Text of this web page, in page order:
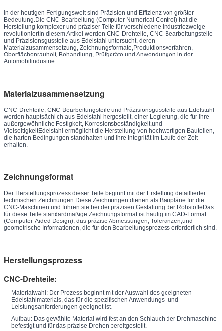
In der heutigen Fertigungswelt sind Präzision und Effizienz von größter
Bedeutung.Die CNC-Bearbeitung (Computer Numerical Control) hat die
Herstellung komplexer und präziser Teile für verschiedene Industriezweige
revolutioniertIn diesem Artikel werden CNC-Drehteile, CNC-Bearbeitungsteile
und Präzisionsgussteile aus Edelstahl untersucht, deren
Materialzusammensetzung, Zeichnungsformate,Produktionsverfahren,
Oberflächenrauheit, Behandlung, Prüfgeräte und Anwendungen in der
Automobilindustrie.
Materialzusammensetzung
CNC-Drehteile, CNC-Bearbeitungsteile und Präzisionsgussteile aus Edelstahl
werden hauptsächlich aus Edelstahl hergestellt, einer Legierung, die für ihre
außergewöhnliche Festigkeit, Korrosionsbeständigkeit,und
VielseitigkeitEdelstahl ermöglicht die Herstellung von hochwertigen Bauteilen,
die harten Bedingungen standhalten und ihre Integrität im Laufe der Zeit
erhalten.
Zeichnungsformat
Der Herstellungsprozess dieser Teile beginnt mit der Erstellung detaillierter
technischen Zeichnungen.Diese Zeichnungen dienen als Baupläne für die
CNC-Maschinen und führen sie bei der präzisen Gestaltung der RohstoffeDas
für diese Teile standardmäßige Zeichnungsformat ist häufig im CAD-Format
(Computer-Aided Design), das präzise Abmessungen, Toleranzen,und
geometrische Informationen, die für den Bearbeitungsprozess erforderlich sind.
Herstellungsprozess
CNC-Drehteile:
Materialwahl: Der Prozess beginnt mit der Auswahl des geeigneten
Edelstahlmaterials, das für die spezifischen Anwendungs- und
Leistungsanforderungen geeignet ist.
Aufbau: Das gewählte Material wird fest an den Schlauch der Drehmaschine
befestigt und für das präzise Drehen bereitgestellt.